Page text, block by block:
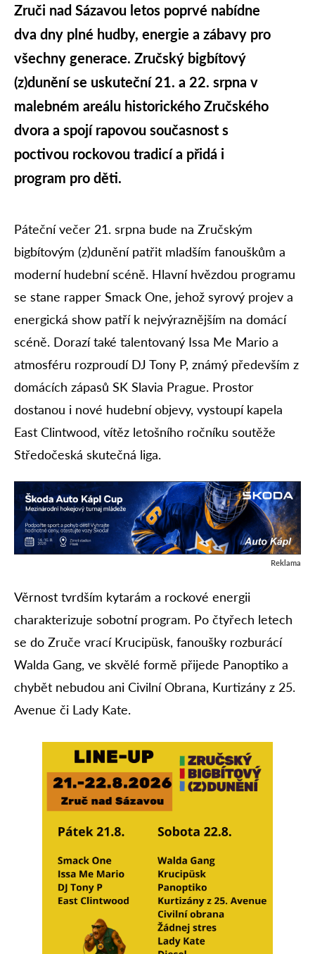
Zruči nad Sázavou letos poprvé nabídne
dva dny plné hudby, energie a zábavy pro
všechny generace. Zručský bigbítový
(z)dunění se uskuteční 21. a 22. srpna v
malebném areálu historického Zručského
dvora a spojí rapovou současnost s
poctivou rockovou tradicí a přidá i
program pro děti.
Páteční večer 21. srpna bude na Zručským
bigbítovým (z)dunění patřit mladším fanouškům a
moderní hudební scéně. Hlavní hvězdou programu
se stane rapper Smack One, jehož syrový projev a
energická show patří k nejvýraznějším na domácí
scéně. Dorazí také talentovaný Issa Me Mario a
atmosféru rozproudí DJ Tony P, známý především z
domácích zápasů SK Slavia Prague. Prostor
dostanou i nové hudební objevy, vystoupí kapela
East Clintwood, vítěz letošního ročníku soutěže
Středočeská skutečná liga.
Reklama
Věrnost tvrdším kytarám a rockové energii
charakterizuje sobotní program. Po čtyřech letech
se do Zruče vrací Krucipüsk, fanoušky rozburácí
Walda Gang, ve skvělé formě přijede Panoptiko a
chybět nebudou ani Civilní Obrana, Kurtizány z 25.
Avenue či Lady Kate.